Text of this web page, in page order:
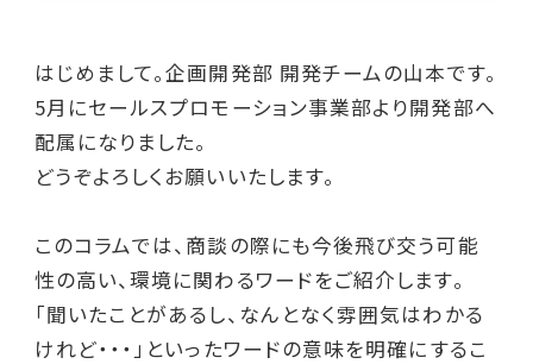
はじめまして。企画開発部 開発チームの山本です。
5月にセールスプロモーション事業部より開発部へ
配属になりました。
どうぞよろしくお願いいたします。
このコラムでは、商談の際にも今後飛び交う可能
性の高い、環境に関わるワードをご紹介します。
「聞いたことがあるし、なんとなく雰囲気はわかる
けれど・・・」といったワードの意味を明確にするこ